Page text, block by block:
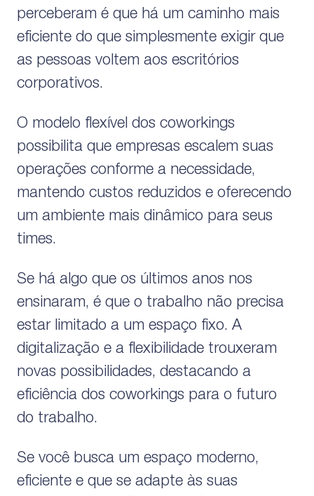
perceberam é que há um caminho mais
eficiente do que simplesmente exigir que
as pessoas voltem aos escritórios
corporativos.
O modelo flexível dos coworkings
possibilita que empresas escalem suas
operações conforme a necessidade,
mantendo custos reduzidos e oferecendo
um ambiente mais dinâmico para seus
times.
Se há algo que os últimos anos nos
ensinaram, é que o trabalho não precisa
estar limitado a um espaço fixo. A
digitalização e a flexibilidade trouxeram
novas possibilidades, destacando a
eficiência dos coworkings para o futuro
do trabalho.
Se você busca um espaço moderno,
eficiente e que se adapte às suas